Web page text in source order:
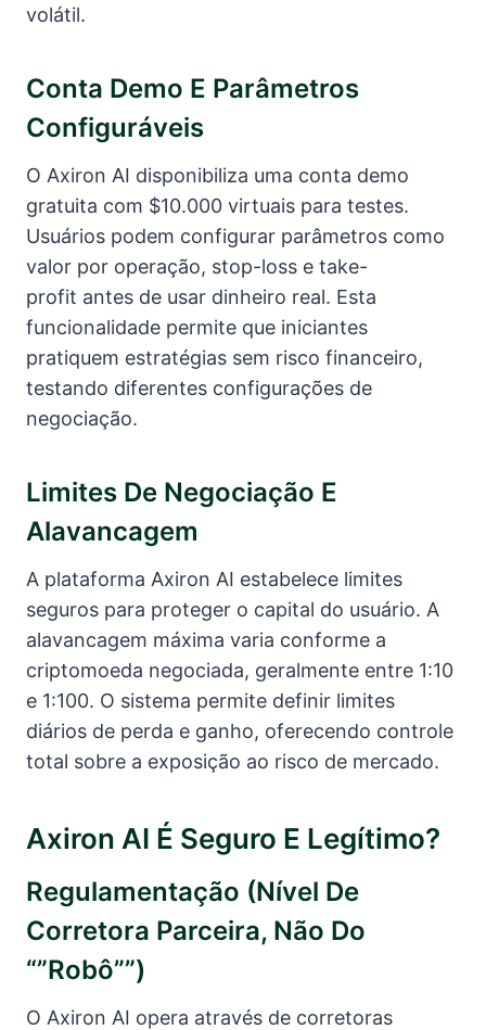
volátil.
Conta Demo E Parâmetros
Configuráveis
O Axiron AI disponibiliza uma conta demo
gratuita com $10.000 virtuais para testes.
Usuários podem configurar parâmetros como
valor por operação, stop-loss e take-
profit antes de usar dinheiro real. Esta
funcionalidade permite que iniciantes
pratiquem estratégias sem risco financeiro,
testando diferentes configurações de
negociação.
Limites De Negociação E
Alavancagem
A plataforma Axiron AI estabelece limites
seguros para proteger o capital do usuário. A
alavancagem máxima varia conforme a
criptomoeda negociada, geralmente entre 1:10
e 1:100. O sistema permite definir limites
diários de perda e ganho, oferecendo controle
total sobre a exposição ao risco de mercado.
Axiron AI É Seguro E Legítimo?
Regulamentação (nível De
Corretora Parceira, Não Do
“”robô””)
O Axiron AI opera através de corretoras